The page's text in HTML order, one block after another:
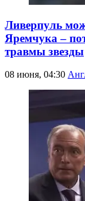
Ливерпуль
Яремчука –
травмы звезды
08 июня, 04:30